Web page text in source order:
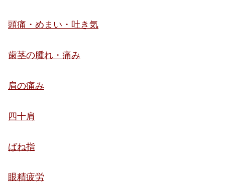
頭痛・めまい・吐き気
歯茎の腫れ・痛み
肩の痛み
四十肩
ばね指
眼精疲労